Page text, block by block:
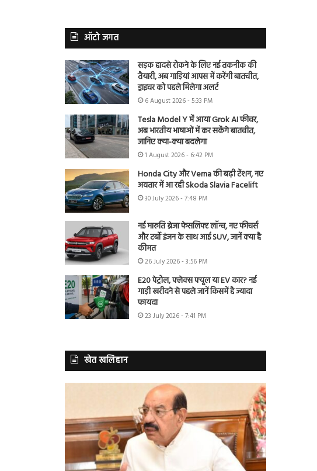
ऑटो जगत
सड़क हादसे रोकने के लिए नई तकनीक की
तैयारी, अब गाड़ियां आपस में करेंगी बातचीत,
ड्राइवर को पहले मिलेगा अलर्ट
6 August 2026 - 5:33 PM
Tesla Model Y में आया Grok AI फीचर,
अब भारतीय भाषाओं में कर सकेंगे बातचीत,
जानिए क्या-क्या बदलेगा
1 August 2026 - 6:42 PM
Honda City और Verna की बढ़ी टेंशन, नए
अवतार में आ रही Skoda Slavia Facelift
30 July 2026 - 7:48 PM
नई मारुति ब्रेजा फेसलिफ्ट लॉन्च, नए फीचर्स
और टर्बो इंजन के साथ आई SUV, जानें क्या है
कीमत
26 July 2026 - 3:56 PM
E20 पेट्रोल, फ्लेक्स फ्यूल या EV कार? नई
गाड़ी खरीदने से पहले जानें किसमें है ज्यादा
फायदा
23 July 2026 - 7:41 PM
खेत खलिहान